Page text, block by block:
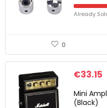
Already
0
€33.15
Mini
(Black)